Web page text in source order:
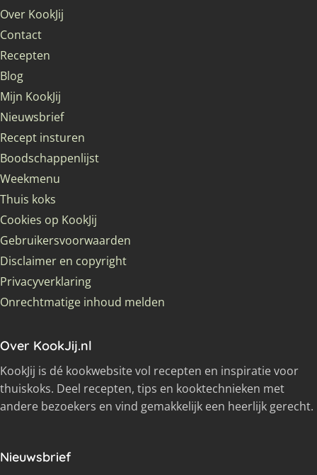
Over KookJij
Contact
Recepten
Blog
Mijn KookJij
Nieuwsbrief
Recept insturen
Boodschappenlijst
Weekmenu
Thuis koks
Cookies op KookJij
Gebruikersvoorwaarden
Disclaimer en copyright
Privacyverklaring
Onrechtmatige inhoud melden
Over KookJij.nl
KookJij is dé kookwebsite vol recepten en inspiratie voor
thuiskoks. Deel recepten, tips en kooktechnieken met
andere bezoekers en vind gemakkelijk een heerlijk gerecht.
Nieuwsbrief